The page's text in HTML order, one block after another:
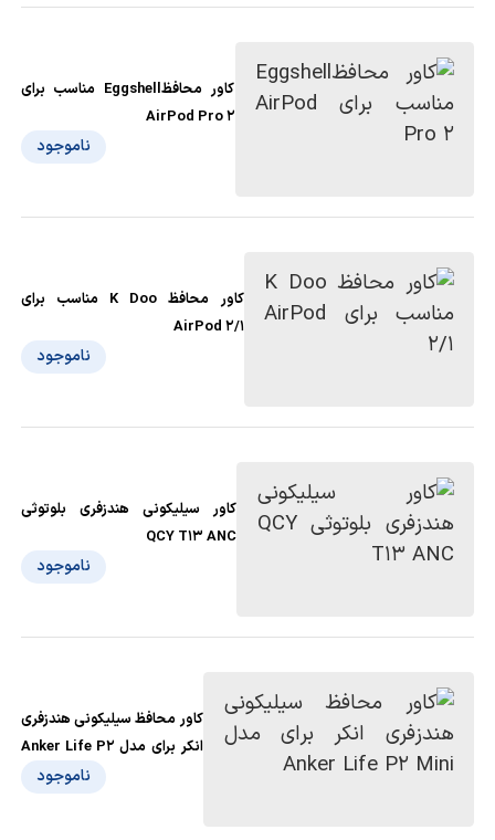
کاور محافظEggshell مناسب برای
AirPod Pro 2
ناموجود
کاور محافظ K Doo مناسب برای
AirPod 2/1
ناموجود
کاور سیلیکونی هندزفری بلوتوثی
QCY T13 ANC
ناموجود
کاور محافظ سیلیکونی هندزفری
انکر برای مدل Anker Life P2
ناموجود